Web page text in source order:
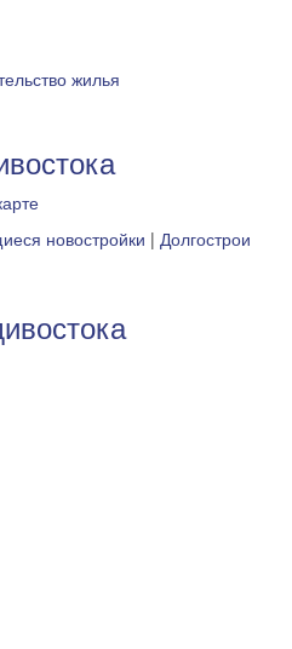
жилья
новостройки | Долгострои